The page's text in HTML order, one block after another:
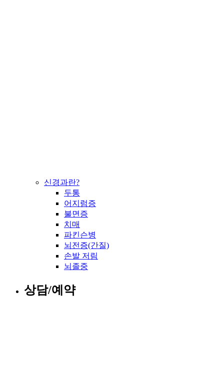
신경과란?
두통
어지럼증
불면증
치매
파킨슨병
뇌전증(간질)
손발 저림
뇌졸중
상담/예약